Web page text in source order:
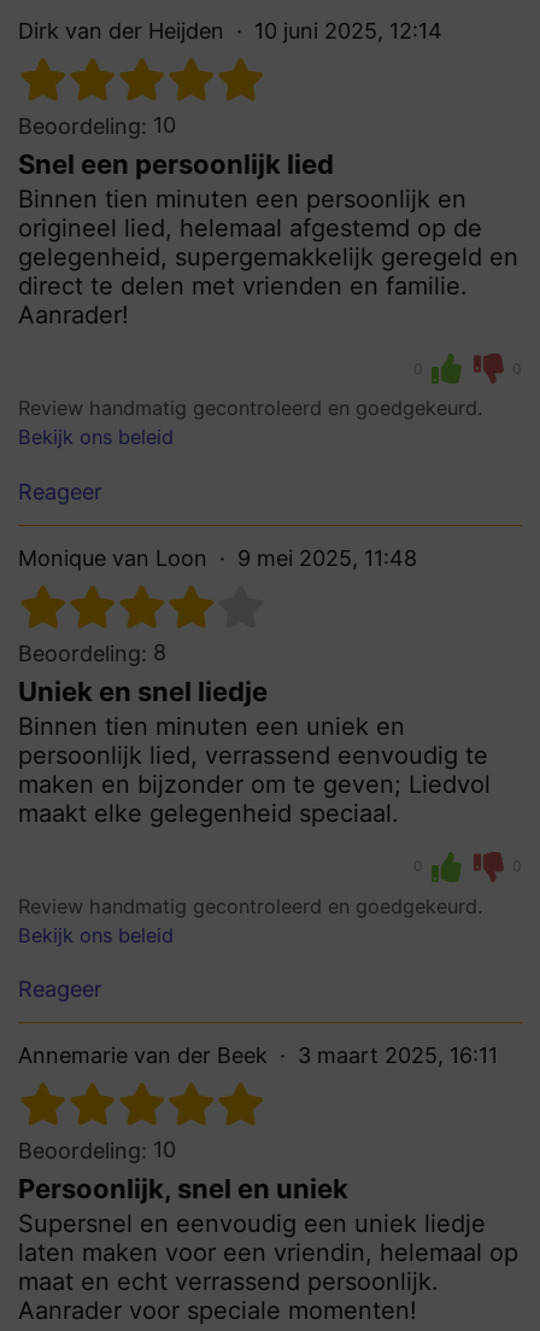
Dirk van der Heijden 10 juni 2025, 12:14
Beoordeling: 10
Snel een persoonlijk lied
Binnen tien minuten een persoonlijk en
origineel lied, helemaal afgestemd op de
gelegenheid, supergemakkelijk geregeld en
direct te delen met vrienden en familie.
Aanrader!
0 0
Review handmatig gecontroleerd en goedgekeurd.
Bekijk ons beleid
Reageer
Monique van Loon 9 mei 2025, 11:48
Beoordeling: 8
Uniek en snel liedje
Binnen tien minuten een uniek en
persoonlijk lied, verrassend eenvoudig te
maken en bijzonder om te geven; Liedvol
maakt elke gelegenheid speciaal.
0 0
Review handmatig gecontroleerd en goedgekeurd.
Bekijk ons beleid
Reageer
Annemarie van der Beek 3 maart 2025, 16:11
Beoordeling: 10
Persoonlijk, snel en uniek
Supersnel en eenvoudig een uniek liedje
laten maken voor een vriendin, helemaal op
maat en echt verrassend persoonlijk.
Aanrader voor speciale momenten!